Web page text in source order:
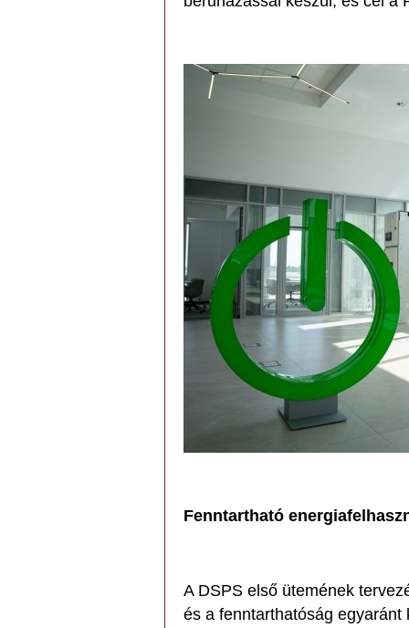
Fenntartható
A DSPS első ütemének
és a fenntarthatóság